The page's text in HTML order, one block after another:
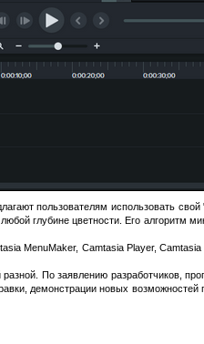
пользователям использовать
глубине цветности. Его алгоритм
MenuMaker, Camtasia Player,
По заявлению разработчиков,
демонстрации новых